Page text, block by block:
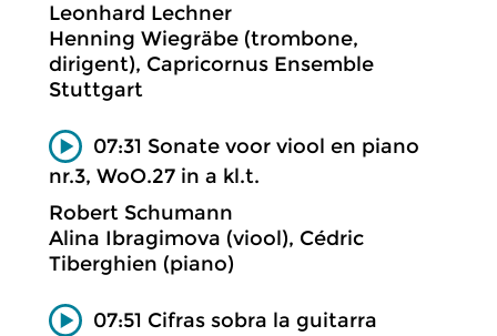
Leonhard Lechner
Henning Wiegräbe (trombone,
dirigent), Capricornus Ensemble
Stuttgart
07:31 Sonate voor viool en piano
nr.3, WoO.27 in a kl.t.
Robert Schumann
Alina Ibragimova (viool), Cédric
Tiberghien (piano)
07:51 Cifras sobra la guitarra